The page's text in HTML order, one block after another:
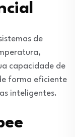
de
capacidade de
forma eficiente
inteligentes.